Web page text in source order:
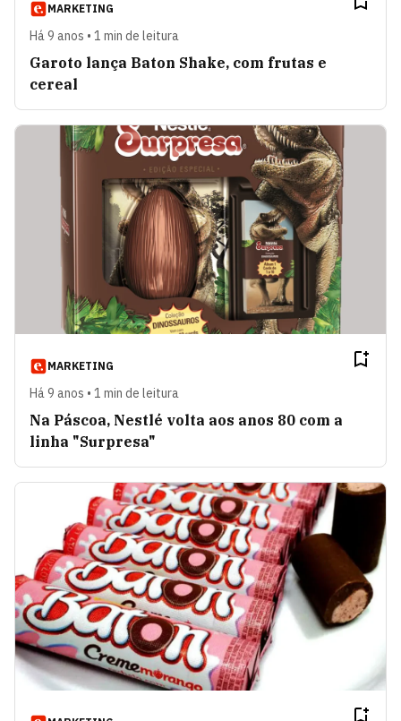
MARKETING
Há 9 anos • 1 min de leitura
Garoto lança Baton Shake, com frutas e
cereal
MARKETING
Há 9 anos • 1 min de leitura
Na Páscoa, Nestlé volta aos anos 80 com a
linha "Surpresa"